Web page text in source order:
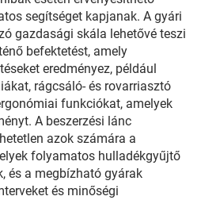
segítséget kapjanak. A gyári
gazdasági skála lehetővé teszi
befektetést, amely
eredményez, például
rágcsáló- és rovarriasztó
funkciókat, amelyek
A beszerzési lánc
azok számára a
folyamatos hulladékgyűjtő
és a megbízható gyárak
és minőségi